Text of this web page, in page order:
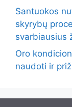
Santuokos
skyrybų
svarbiausius
Oro
naudoti ir